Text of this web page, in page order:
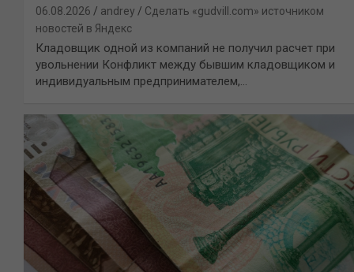
06.08.2026 andrey
Сделать «gudvill.com» источником
новостей в Яндекс
Кладовщик одной из компаний не получил расчет при
увольнении Конфликт между бывшим кладовщиком и
индивидуальным предпринимателем,…